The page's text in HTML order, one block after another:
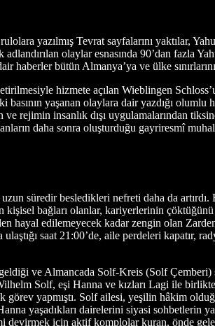
yazılmış Tevrat sayfalarını yaktılar,
olaylar esnasında 90’dan fazla
haberler bütün Almanya’ya ve ülke
hizmete açılan Wieblingen
yaşanan olaylara dair yazdığı olumlu
rejimin insanlık dışı uygulamalarından
daha sonra oluşturduğu gayriresmî
süredir besledikleri nefreti daha da
kişisel bağları olanlar, kariyerlerinin
hayal edilemeyecek kadar zengin olan
saat 21:00’de, aile perdeleri kapatır,
ve Almancada Solf-Kreis (Solf Çemberi)
Solf, eşi Hanna ve kızları Lagi ile
yapmıştı. Solf ailesi, yeşilin hâkim
yaşadıkları dairelerini siyasi sohbetlerin
devirmek için aktif komplolar kuran, önde